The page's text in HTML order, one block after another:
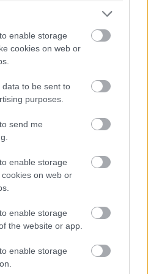
enable storage
cookies on web or
to be sent to
purposes.
send me
enable storage
on web or
enable storage
the website or app.
enable storage